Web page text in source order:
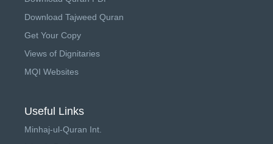
Download Tajweed Quran
Get Your Copy
Views of Dignitaries
MQI Websites
Useful Links
Minhaj-ul-Quran Int.